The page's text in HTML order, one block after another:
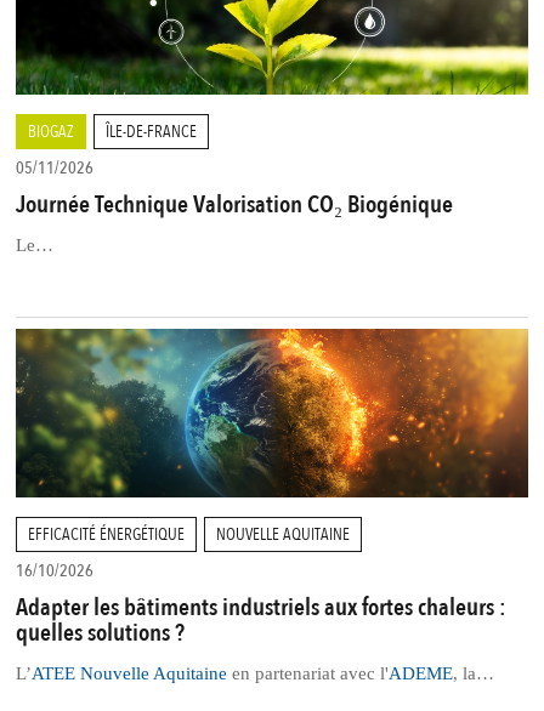
BIOGAZ
ÎLE-DE-FRANCE
05/11/2026
Journée Technique Valorisation CO₂ Biogénique
Le…
EFFICACITÉ ÉNERGÉTIQUE
NOUVELLE AQUITAINE
16/10/2026
Adapter les bâtiments industriels aux fortes chaleurs :
quelles solutions ?
L’ATEE Nouvelle Aquitaine en partenariat avec l'ADEME, la…